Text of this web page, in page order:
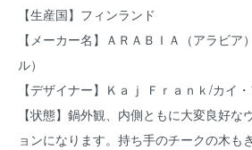
【生産国】フィンランド
【メーカー名】ＡＲＡＢＩＡ（アラビア
ル）
【デザイナー】Ｋａｊ Ｆｒａｎｋ/カイ
【状態】鍋外観、内側ともに大変良好な
ョンになります。持ち手のチークの木も